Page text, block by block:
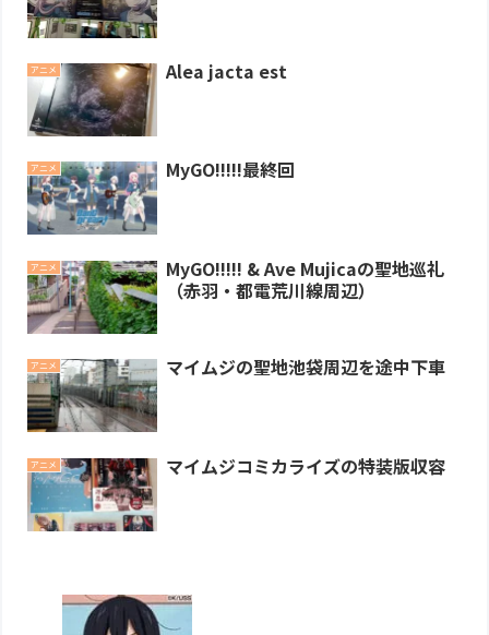
アニメ Alea jacta est
アニメ MyGO!!!!!最終回
アニメ
MyGO!!!!! & Ave Mujicaの聖地巡礼
（赤羽・都電荒川線周辺）
アニメ マイムジの聖地池袋周辺を途中下車
アニメ マイムジコミカライズの特装版収容